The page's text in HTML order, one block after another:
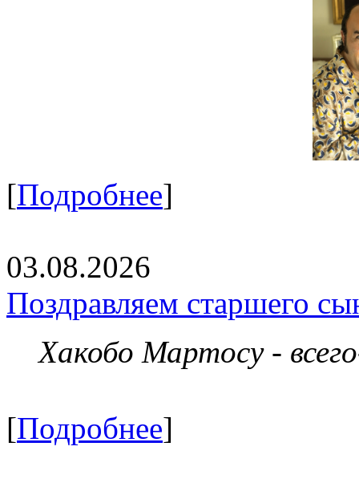
[Подробнее]
03.08.2026
Поздравляем старшего
Хакобо Мартосу -
[Подробнее]